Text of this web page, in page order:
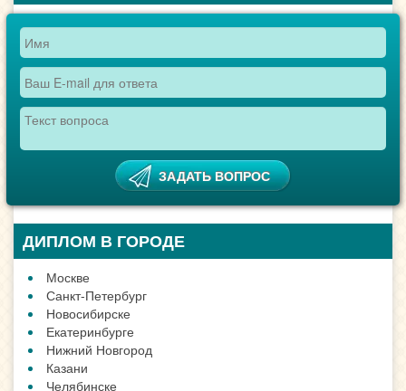
ДИПЛОМ В ГОРОДЕ
Москве
Санкт-Петербург
Новосибирске
Екатеринбурге
Нижний Новгород
Казани
Челябинске